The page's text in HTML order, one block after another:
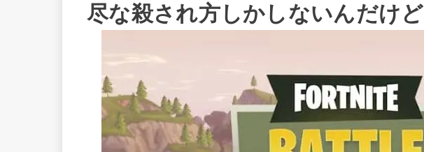
尽な殺され方しかしないんだけど